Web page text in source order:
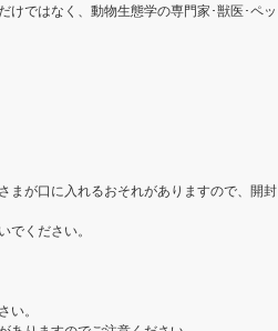
けではなく、動物生態学の専門家･獣医･ペッ
まが口に入れるおそれがありますので、開封
ください。
い。